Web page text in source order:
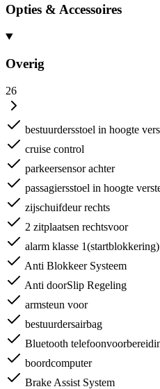
Opties & Accessoires
Overig
26
bestuurdersstoel in hoogte
cruise control
parkeersensor achter
passagiersstoel in hoogte
zijschuifdeur rechts
2 zitplaatsen rechtsvoor
alarm klasse 1(startblokkering)
Anti Blokkeer Systeem
Anti doorSlip Regeling
armsteun voor
bestuurdersairbag
Bluetooth
boordcomputer
Brake Assist System